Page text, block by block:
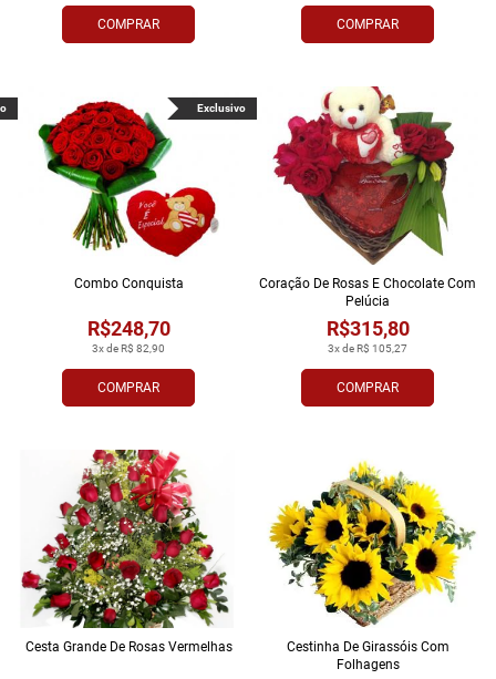
COMPRAR COMPRAR
COMPRAR
3x de R$ 82,90
R$248,70
Combo Conquista
Exclusivo
COMPRAR
3x de R$ 105,27
R$315,80
Coração De Rosas E Chocolate Com
Pelúcia
Cesta Grande De Rosas Vermelhas
Cestinha De Girassóis Com
Folhagens